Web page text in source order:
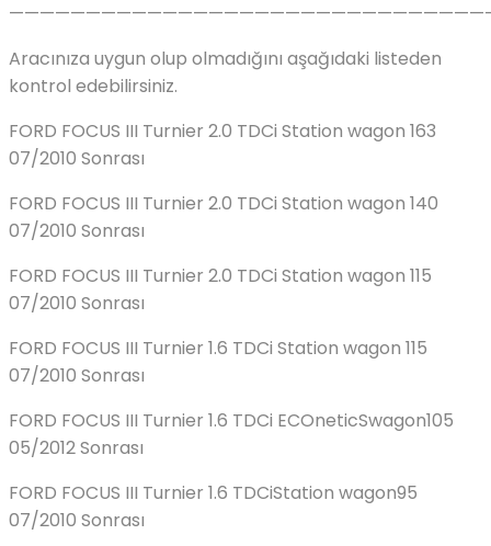
Aracınıza uygun olup olmadığını aşağıdaki listeden
kontrol edebilirsiniz.
FORD FOCUS III Turnier 2.0 TDCi Station wagon 163
07/2010 Sonrası
FORD FOCUS III Turnier 2.0 TDCi Station wagon 140
07/2010 Sonrası
FORD FOCUS III Turnier 2.0 TDCi Station wagon 115
07/2010 Sonrası
FORD FOCUS III Turnier 1.6 TDCi Station wagon 115
07/2010 Sonrası
FORD FOCUS III Turnier 1.6 TDCi ECOneticSwagon105
05/2012 Sonrası
FORD FOCUS III Turnier 1.6 TDCiStation wagon95
07/2010 Sonrası